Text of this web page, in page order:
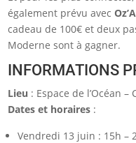
également prévu avec
cadeau de 100€ et deux
Moderne sont à gagner.
INFORMATIONS
Lieu : Espace de l’Océan
Dates et horaires :
Vendredi 13 juin : 15h –